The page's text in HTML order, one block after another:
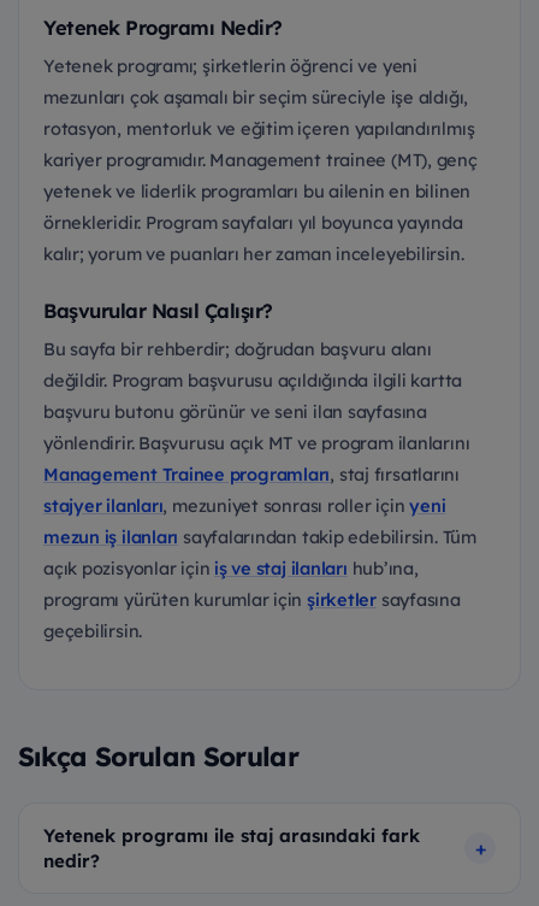
Yetenek Programı Nedir?
Yetenek programı; şirketlerin öğrenci ve yeni
mezunları çok aşamalı bir seçim süreciyle işe aldığı,
rotasyon, mentorluk ve eğitim içeren yapılandırılmış
kariyer programıdır. Management trainee (MT), genç
yetenek ve liderlik programları bu ailenin en bilinen
örnekleridir. Program sayfaları yıl boyunca yayında
kalır; yorum ve puanları her zaman inceleyebilirsin.
Başvurular Nasıl Çalışır?
Bu sayfa bir rehberdir; doğrudan başvuru alanı
değildir. Program başvurusu açıldığında ilgili kartta
başvuru butonu görünür ve seni ilan sayfasına
yönlendirir. Başvurusu açık MT ve program ilanlarını
Management Trainee programları, staj fırsatlarını
stajyer ilanları, mezuniyet sonrası roller içinyeni
mezun iş ilanları sayfalarından takip edebilirsin. Tüm
açık pozisyonlar için iş ve staj ilanları hub’ına,
programı yürüten kurumlar içinşirketler sayfasına
geçebilirsin.
Sıkça Sorulan Sorular
Yetenek programı ile staj arasındaki fark
nedir?